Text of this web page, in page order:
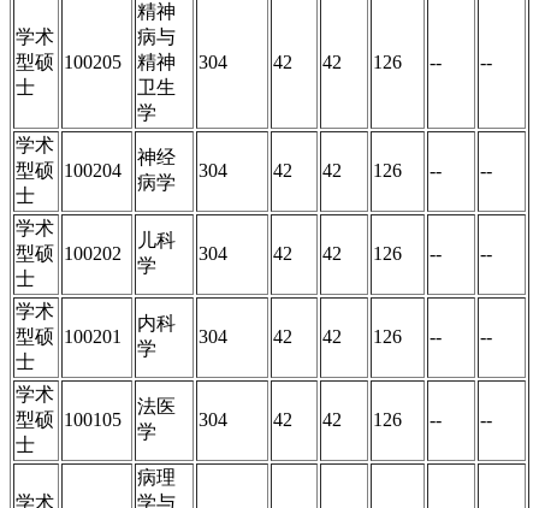
学术
型硕
士
100205
精神
病与
精神
卫生
学
304 42 42 126 -- --
学术
型硕
士
100204
神经
病学
304 42 42 126 -- --
学术
型硕
士
100202
儿科
学
304 42 42 126 -- --
学术
型硕
士
100201
内科
学
304 42 42 126 -- --
学术
型硕
士
100105
法医
学
304 42 42 126 -- --
学术
病理
学与